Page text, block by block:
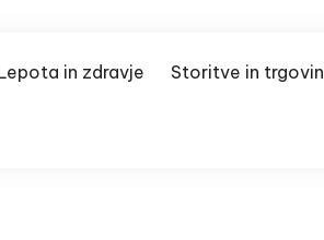
in zdravje Storitve in